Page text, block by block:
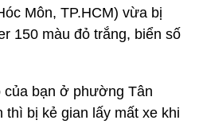
Môn, TP.HCM) vừa bị
150 màu đỏ trắng, biển số
của bạn ở phường Tân
bị kẻ gian lấy mất xe khi